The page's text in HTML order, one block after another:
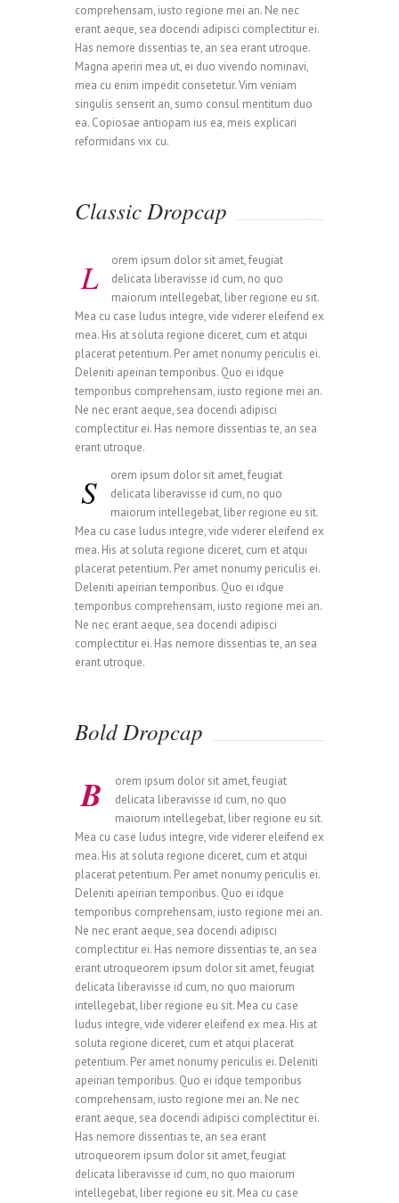
comprehensam, iusto regione mei an. Ne nec
erant aeque, sea docendi adipisci complectitur ei.
Has nemore dissentias te, an sea erant utroque.
Magna aperiri mea ut, ei duo vivendo nominavi,
mea cu enim impedit consetetur. Vim veniam
singulis senserit an, sumo consul mentitum duo
ea. Copiosae antiopam ius ea, meis explicari
reformidans vix cu.
Classic Dropcap
L
orem ipsum dolor sit amet, feugiat
delicata liberavisse id cum, no quo
maiorum intellegebat, liber regione eu sit.
Mea cu case ludus integre, vide viderer eleifend ex
mea. His at soluta regione diceret, cum et atqui
placerat petentium. Per amet nonumy periculis ei.
Deleniti apeirian temporibus. Quo ei idque
temporibus comprehensam, iusto regione mei an.
Ne nec erant aeque, sea docendi adipisci
complectitur ei. Has nemore dissentias te, an sea
erant utroque.
S
orem ipsum dolor sit amet, feugiat
delicata liberavisse id cum, no quo
maiorum intellegebat, liber regione eu sit.
Mea cu case ludus integre, vide viderer eleifend ex
mea. His at soluta regione diceret, cum et atqui
placerat petentium. Per amet nonumy periculis ei.
Deleniti apeirian temporibus. Quo ei idque
temporibus comprehensam, iusto regione mei an.
Ne nec erant aeque, sea docendi adipisci
complectitur ei. Has nemore dissentias te, an sea
erant utroque.
Bold Dropcap
B
orem ipsum dolor sit amet, feugiat
delicata liberavisse id cum, no quo
maiorum intellegebat, liber regione eu sit.
Mea cu case ludus integre, vide viderer eleifend ex
mea. His at soluta regione diceret, cum et atqui
placerat petentium. Per amet nonumy periculis ei.
Deleniti apeirian temporibus. Quo ei idque
temporibus comprehensam, iusto regione mei an.
Ne nec erant aeque, sea docendi adipisci
complectitur ei. Has nemore dissentias te, an sea
erant utroqueorem ipsum dolor sit amet, feugiat
delicata liberavisse id cum, no quo maiorum
intellegebat, liber regione eu sit. Mea cu case
ludus integre, vide viderer eleifend ex mea. His at
soluta regione diceret, cum et atqui placerat
petentium. Per amet nonumy periculis ei. Deleniti
apeirian temporibus. Quo ei idque temporibus
comprehensam, iusto regione mei an. Ne nec
erant aeque, sea docendi adipisci complectitur ei.
Has nemore dissentias te, an sea erant
utroqueorem ipsum dolor sit amet, feugiat
delicata liberavisse id cum, no quo maiorum
intellegebat, liber regione eu sit. Mea cu case